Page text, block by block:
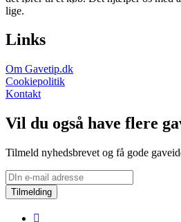
lige.
Links
Om Gavetip.dk
Cookiepolitik
Kontakt
Vil du også have flere
Tilmeld nyhedsbrevet og få gode
Tilmelding